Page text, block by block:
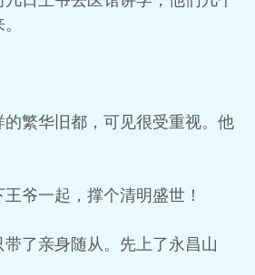
繁华旧都，可见很受重视。他
爷一起，撑个清明盛世！
了亲身随从。先上了永昌山